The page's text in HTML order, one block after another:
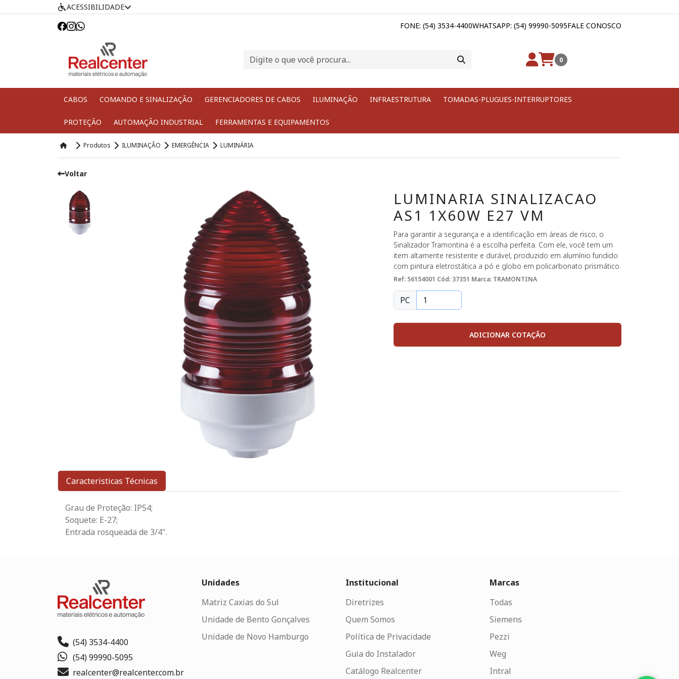
ACESSIBILIDADE
FONE: (54) 3534-4400WHATSAPP: (54) 99990-5095FALE CONOSCO
0
CABOS COMANDO E SINALIZAÇÃO GERENCIADORES DE CABOS ILUMINAÇÃO INFRAESTRUTURA TOMADAS-PLUGUES-INTERRUPTORES
PROTEÇÃO AUTOMAÇÃO INDUSTRIAL FERRAMENTAS E EQUIPAMENTOS
Produtos ILUMINAÇÃO EMERGÊNCIA LUMINÁRIA
Voltar
LUMINARIA SINALIZACAO
AS1 1X60W E27 VM
Para garantir a segurança e a identificação em áreas de risco, o
Sinalizador Tramontina é a escolha perfeita. Com ele, você tem um
item altamente resistente e durável, produzido em alumínio fundido
com pintura eletrostática a pó e globo em policarbonato prismático.
Ref: 56154001 Cód: 37351 Marca: TRAMONTINA
PC
ADICIONAR COTAÇÃO
Caracteristicas Técnicas
Grau de Proteção: IP54;
Soquete: E-27;
Entrada rosqueada de 3/4".
(54) 3534-4400
(54) 99990-5095
realcenter@realcenter.com.br
Unidades
Matriz Caxias do Sul
Unidade de Bento Gonçalves
Unidade de Novo Hamburgo
Institucional
Diretrizes
Quem Somos
Política de Privacidade
Guia do Instalador
Catálogo Realcenter
Marcas
Todas
Siemens
Pezzi
Weg
Intral